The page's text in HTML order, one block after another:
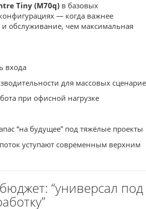
Tiny (M70q) в базовых
— когда важнее
и обслуживание, чем максимальная
входа
для массовых
при офисной нагрузке
“на будущее” под тяжёлые проекты
уступают современным верхним
“универсал под